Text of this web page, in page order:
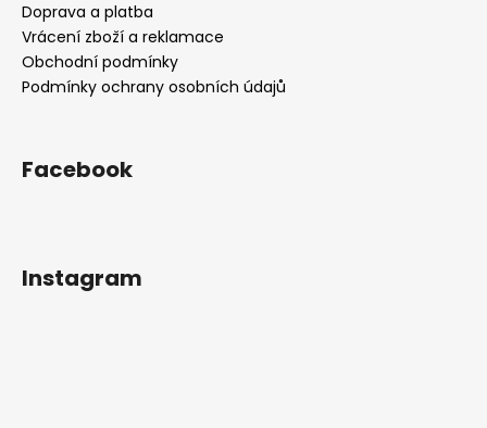
v
Doprava a platba
Vrácení zboží a reklamace
Obchodní podmínky
Podmínky ochrany osobních údajů
Facebook
Instagram